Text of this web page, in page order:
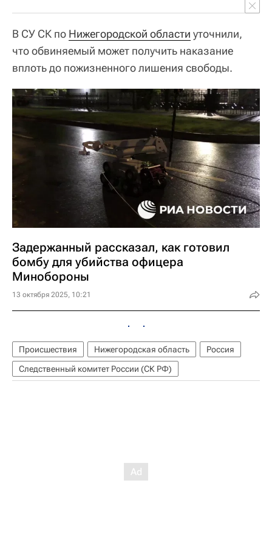
В СУ СК по Нижегородской области уточнили,
что обвиняемый может получить наказание
вплоть до пожизненного лишения свободы.
Задержанный рассказал, как готовил
бомбу для убийства офицера
Минобороны
13 октября 2025, 10:21
Происшествия Нижегородская область
Россия
Следственный комитет России (СК РФ)